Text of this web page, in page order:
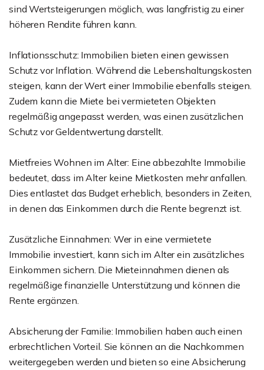
sind Wertsteigerungen möglich, was langfristig zu einer
höheren Rendite führen kann.
Inflationsschutz: Immobilien bieten einen gewissen
Schutz vor Inflation. Während die Lebenshaltungskosten
steigen, kann der Wert einer Immobilie ebenfalls steigen.
Zudem kann die Miete bei vermieteten Objekten
regelmäßig angepasst werden, was einen zusätzlichen
Schutz vor Geldentwertung darstellt.
Mietfreies Wohnen im Alter: Eine abbezahlte Immobilie
bedeutet, dass im Alter keine Mietkosten mehr anfallen.
Dies entlastet das Budget erheblich, besonders in Zeiten,
in denen das Einkommen durch die Rente begrenzt ist.
Zusätzliche Einnahmen: Wer in eine vermietete
Immobilie investiert, kann sich im Alter ein zusätzliches
Einkommen sichern. Die Mieteinnahmen dienen als
regelmäßige finanzielle Unterstützung und können die
Rente ergänzen.
Absicherung der Familie: Immobilien haben auch einen
erbrechtlichen Vorteil. Sie können an die Nachkommen
weitergegeben werden und bieten so eine Absicherung